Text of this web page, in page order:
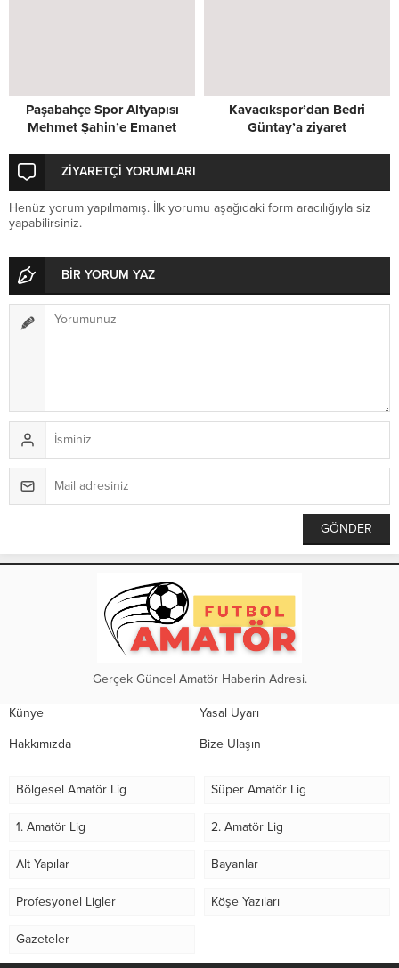
Paşabahçe Spor Altyapısı
Mehmet Şahin’e Emanet
Kavacıkspor’dan Bedri
Güntay’a ziyaret
ZİYARETÇİ YORUMLARI
Henüz yorum yapılmamış. İlk yorumu aşağıdaki form aracılığıyla siz
yapabilirsiniz.
BİR YORUM YAZ
Gerçek Güncel Amatör Haberin Adresi.
Künye Yasal Uyarı
Hakkımızda Bize Ulaşın
Bölgesel Amatör Lig Süper Amatör Lig
1. Amatör Lig 2. Amatör Lig
Alt Yapılar Bayanlar
Profesyonel Ligler Köşe Yazıları
Gazeteler